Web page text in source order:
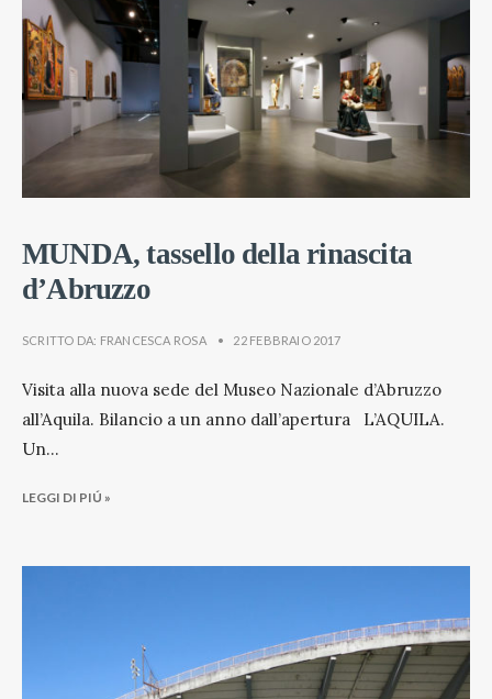
MUNDA, tassello della rinascita
d’Abruzzo
SCRITTO DA: FRANCESCA ROSA • 22 FEBBRAIO 2017
Visita alla nuova sede del Museo Nazionale d’Abruzzo
all’Aquila. Bilancio a un anno dall’apertura L’AQUILA.
Un...
LEGGI DI PIÚ »